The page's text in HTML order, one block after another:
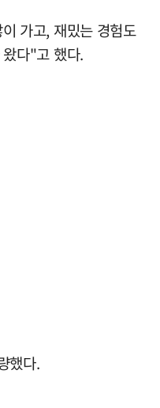
가고, 재밌는 경험도
다"고 했다.
했다.